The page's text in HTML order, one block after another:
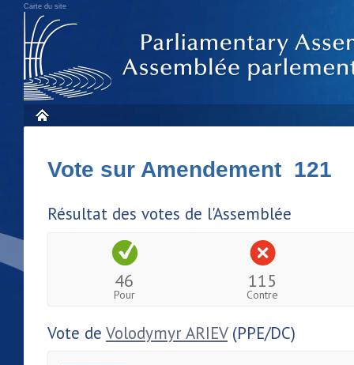
Carte du site
Vote sur Amendement 121
Résultat des votes de l'Assemblée
46
Pour
115
Contre
Vote de Volodymyr ARIEV(PPE/DC)